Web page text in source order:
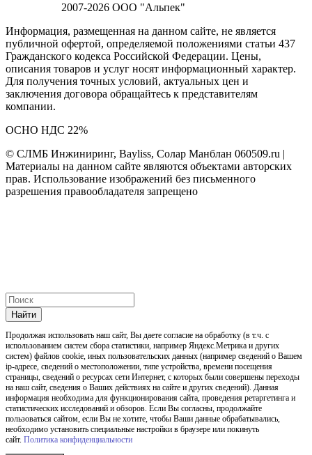
2007-2026 ООО "Альпек"
Информация, размещенная на данном сайте, не является
публичной офертой, определяемой положениями статьи 437
Гражданского кодекса Российской Федерации. Цены,
описания товаров и услуг носят информационный характер.
Для получения точных условий, актуальных цен и
заключения договора обращайтесь к представителям
компании.
ОСНО НДС 22%
© СЛМБ Инжиниринг, Bayliss, Солар Манблан 060509.ru |
Материалы на данном сайте являются объектами авторских
прав. Использование изображений без письменного
разрешения правообладателя запрещено
Найти
Продолжая использовать наш cайт, Вы даете согласие на обработку (в т.ч. с
использованием систем сбора статистики, например Яндекс.Метрика и других
систем) файлов cookie, иных пользовательских данных (например сведений о Вашем
ip-адресе, сведений о местоположении, типе устройства, времени посещения
страницы, сведений о ресурсах сети Интернет, с которых были совершены переходы
на наш сайт, сведения о Ваших действиях на сайте и других сведений). Данная
информация необходима для функционирования сайта, проведения ретаргетинга и
статистических исследований и обзоров. Если Вы согласны, продолжайте
пользоваться сайтом, если Вы не хотите, чтобы Ваши данные обрабатывались,
необходимо установить специальные настройки в браузере или покинуть
сайт. Политика конфиденциальности